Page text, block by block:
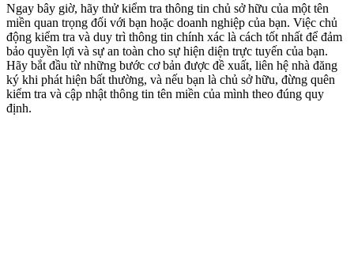
Ngay bây giờ, hãy thử kiểm tra thông tin chủ sở hữu của một tên
miền quan trọng đối với bạn hoặc doanh nghiệp của bạn. Việc chủ
động kiểm tra và duy trì thông tin chính xác là cách tốt nhất để đảm
bảo quyền lợi và sự an toàn cho sự hiện diện trực tuyến của bạn.
Hãy bắt đầu từ những bước cơ bản được đề xuất, liên hệ nhà đăng
ký khi phát hiện bất thường, và nếu bạn là chủ sở hữu, đừng quên
kiểm tra và cập nhật thông tin tên miền của mình theo đúng quy
định.